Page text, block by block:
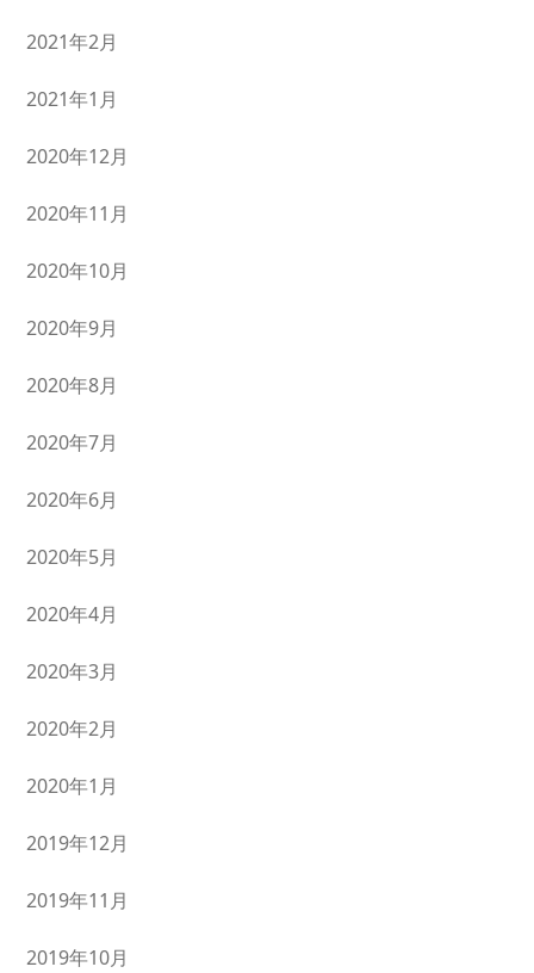
2021年2月
2021年1月
2020年12月
2020年11月
2020年10月
2020年9月
2020年8月
2020年7月
2020年6月
2020年5月
2020年4月
2020年3月
2020年2月
2020年1月
2019年12月
2019年11月
2019年10月